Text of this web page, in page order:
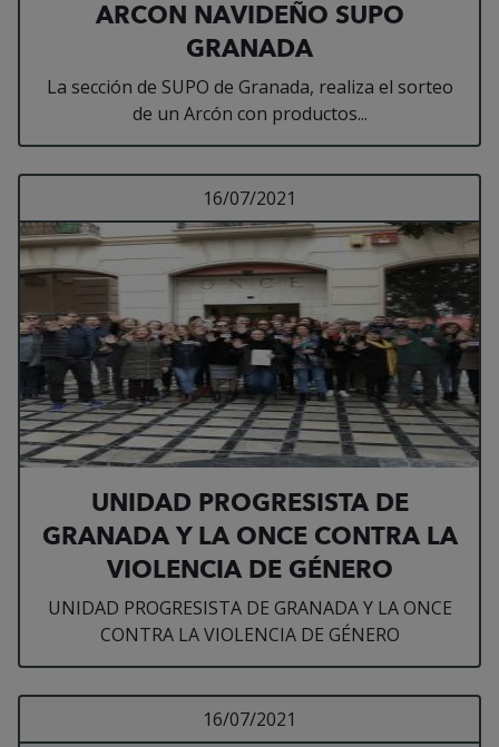
ARCON NAVIDEÑO SUPO
GRANADA
La sección de SUPO de Granada, realiza el sorteo
de un Arcón con productos...
16/07/2021
UNIDAD PROGRESISTA DE
GRANADA Y LA ONCE CONTRA LA
VIOLENCIA DE GÉNERO
UNIDAD PROGRESISTA DE GRANADA Y LA ONCE
CONTRA LA VIOLENCIA DE GÉNERO
Leer más sobre
16/07/2021Leer más sobre